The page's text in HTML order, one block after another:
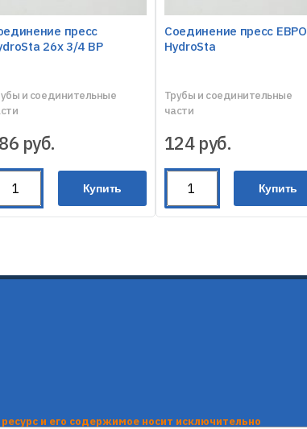
пресс
26х 3/4 ВР
и соединительные
руб.
Купить
Соединение пресс ЕВРО
HydroSta
Трубы и соединительные
части
124 руб.
Купить
и его содержимое носит исключительно